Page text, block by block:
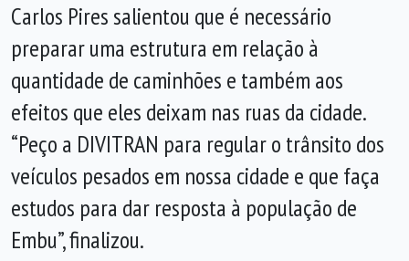
Carlos Pires salientou que é necessário
preparar uma estrutura em relação à
quantidade de caminhões e também aos
efeitos que eles deixam nas ruas da cidade.
“Peço a DIVITRAN para regular o trânsito dos
veículos pesados em nossa cidade e que faça
estudos para dar resposta à população de
Embu”, finalizou.